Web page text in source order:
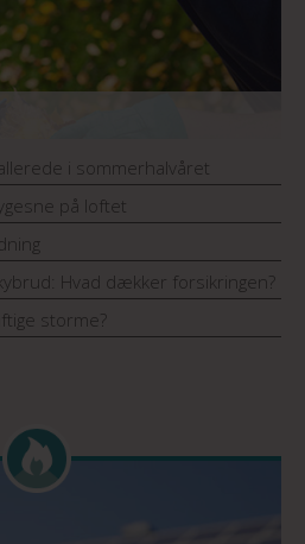
i sommerhalvåret
på loftet
Hvad dækker forsikringen?
storme?